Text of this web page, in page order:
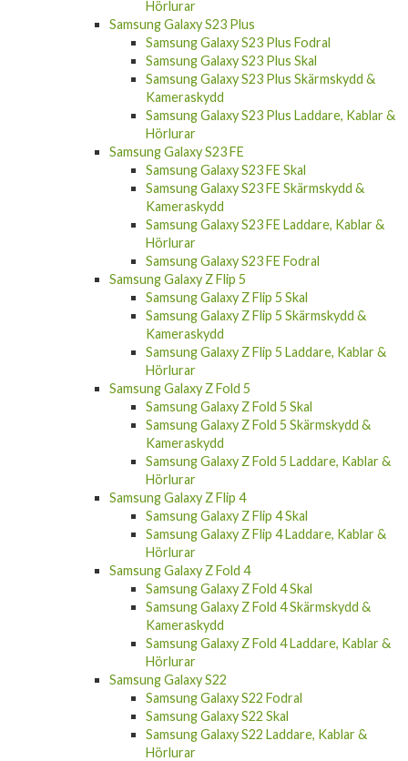
Hörlurar
Samsung Galaxy S23 Plus
Samsung Galaxy S23 Plus Fodral
Samsung Galaxy S23 Plus Skal
Samsung Galaxy S23 Plus Skärmskydd &
Kameraskydd
Samsung Galaxy S23 Plus Laddare, Kablar &
Hörlurar
Samsung Galaxy S23 FE
Samsung Galaxy S23 FE Skal
Samsung Galaxy S23 FE Skärmskydd &
Kameraskydd
Samsung Galaxy S23 FE Laddare, Kablar &
Hörlurar
Samsung Galaxy S23 FE Fodral
Samsung Galaxy Z Flip 5
Samsung Galaxy Z Flip 5 Skal
Samsung Galaxy Z Flip 5 Skärmskydd &
Kameraskydd
Samsung Galaxy Z Flip 5 Laddare, Kablar &
Hörlurar
Samsung Galaxy Z Fold 5
Samsung Galaxy Z Fold 5 Skal
Samsung Galaxy Z Fold 5 Skärmskydd &
Kameraskydd
Samsung Galaxy Z Fold 5 Laddare, Kablar &
Hörlurar
Samsung Galaxy Z Flip 4
Samsung Galaxy Z Flip 4 Skal
Samsung Galaxy Z Flip 4 Laddare, Kablar &
Hörlurar
Samsung Galaxy Z Fold 4
Samsung Galaxy Z Fold 4 Skal
Samsung Galaxy Z Fold 4 Skärmskydd &
Kameraskydd
Samsung Galaxy Z Fold 4 Laddare, Kablar &
Hörlurar
Samsung Galaxy S22
Samsung Galaxy S22 Fodral
Samsung Galaxy S22 Skal
Samsung Galaxy S22 Laddare, Kablar &
Hörlurar